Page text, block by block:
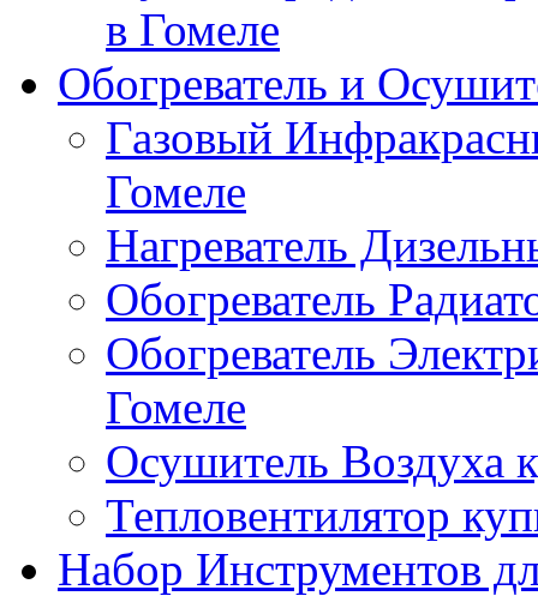
в Гомеле
Обогреватель и
Газовый
Гомеле
Нагреватель
Обогреватель
Обогреватель
Гомеле
Осушитель Воздуха
Тепловентилятор
Набор Инструментов